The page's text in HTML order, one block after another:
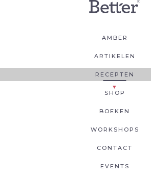
AMBER
ARTIKELEN
RECEPTEN
SHOP
BOEKEN
WORKSHOPS
CONTACT
EVENTS